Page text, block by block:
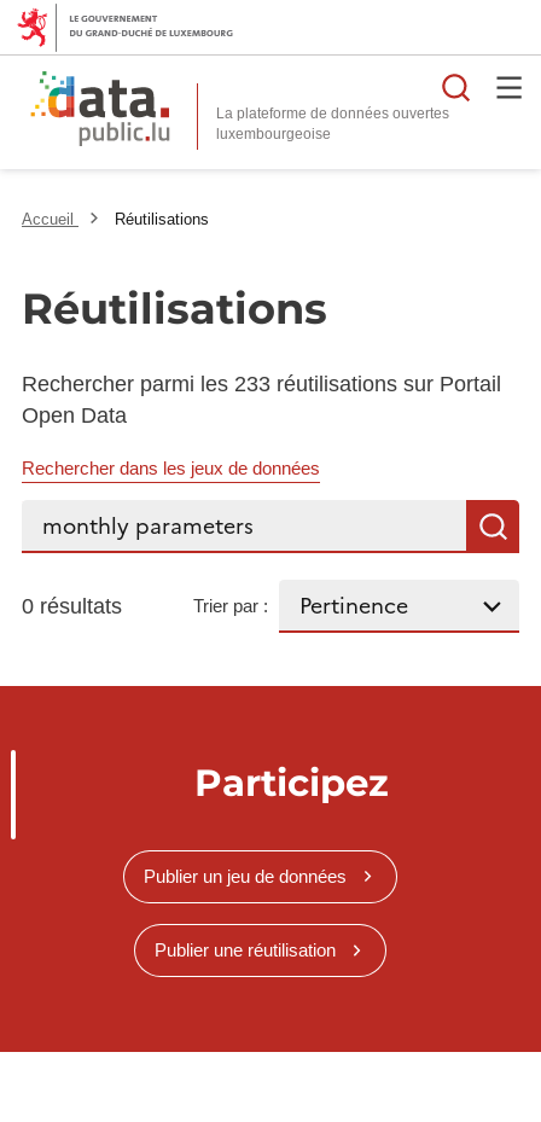
La plateforme de données ouvertes
Accueil Réutilisations
Réutilisations
Rechercher parmi les 233 réutilisations sur Portail
Open Data
Rechercher dans les jeux de données
Rechercher...
0 résultats Trier par :
Participez
Publier un jeu de données
Publier une réutilisation